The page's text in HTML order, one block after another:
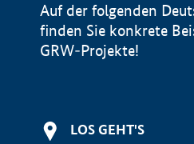
Auf der folgenden
finden Sie konkrete
GRW-Projekte!
LOS GEHT'S